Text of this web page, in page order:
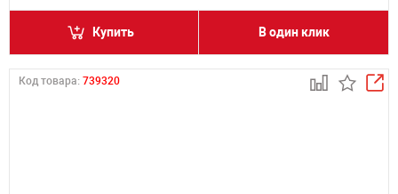
Купить В один клик
Код товара: 739320